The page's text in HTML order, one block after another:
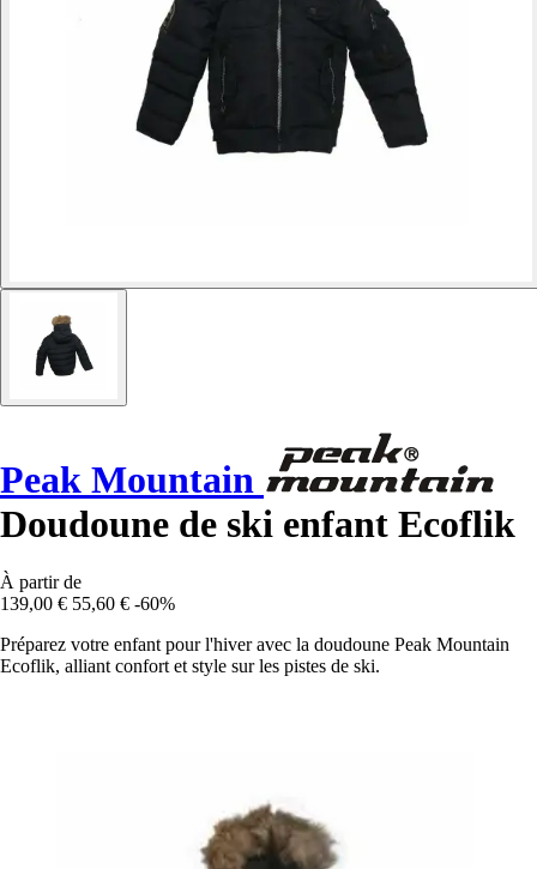
Peak Mountain
Doudoune de ski enfant Ecoflik
À partir de
139,00 € 55,60 € -60%
Préparez votre enfant pour l'hiver avec la doudoune Peak Mountain
Ecoflik, alliant confort et style sur les pistes de ski.